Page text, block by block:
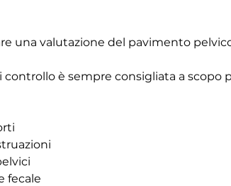
una valutazione del pavimento
controllo è sempre consigliata a scopo
fecale